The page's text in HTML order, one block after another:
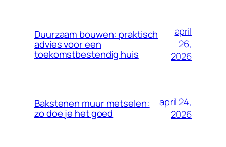
Duurzaam bouwen: praktisch
advies voor een
toekomstbestendig huis
april
26,
2026
Bakstenen muur metselen:
zo doe je het goed
april 24,
2026